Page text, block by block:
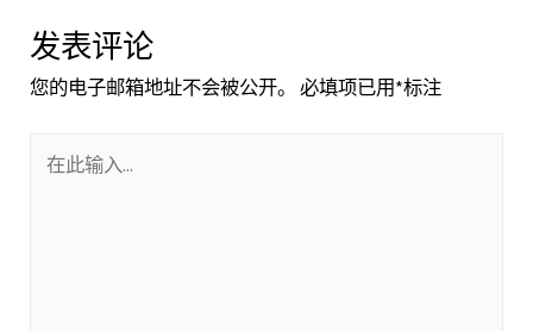
发表评论
您的电子邮箱地址不会被公开。 必填项已用*标注